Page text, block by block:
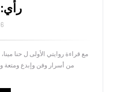
رأي:
مع قراءة روايتي الأولى ل حنا
من أسرار وفن وإبدع ومتعة